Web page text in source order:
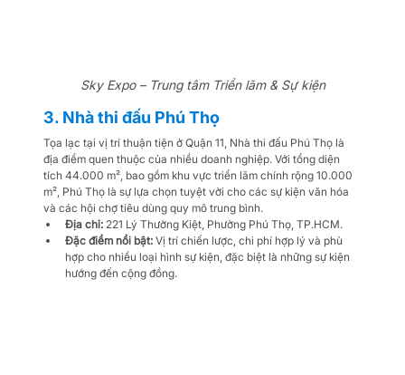
Sky Expo – Trung tâm Triển lãm & Sự kiện
3. Nhà thi đấu Phú Thọ
Tọa lạc tại vị trí thuận tiện ở Quận 11, Nhà thi đấu Phú Thọ là
địa điểm quen thuộc của nhiều doanh nghiệp. Với tổng diện
tích 44.000 m², bao gồm khu vực triển lãm chính rộng 10.000
m², Phú Thọ là sự lựa chọn tuyệt vời cho các sự kiện văn hóa
và các hội chợ tiêu dùng quy mô trung bình.
Địa chỉ: 221 Lý Thường Kiệt, Phường Phú Thọ, TP.HCM.
Đặc điểm nổi bật: Vị trí chiến lược, chi phí hợp lý và phù
hợp cho nhiều loại hình sự kiện, đặc biệt là những sự kiện
hướng đến cộng đồng.